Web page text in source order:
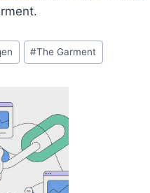
#The Garment